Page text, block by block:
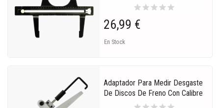
starstarstarstarstar
26,99 €
En Stock
Adaptador Para Medir Desgaste
De Discos De Freno Con Calibre